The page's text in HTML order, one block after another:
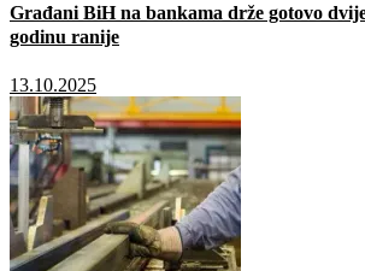
Građani BiH na bankama drže gotovo
godinu ranije
13.10.2025